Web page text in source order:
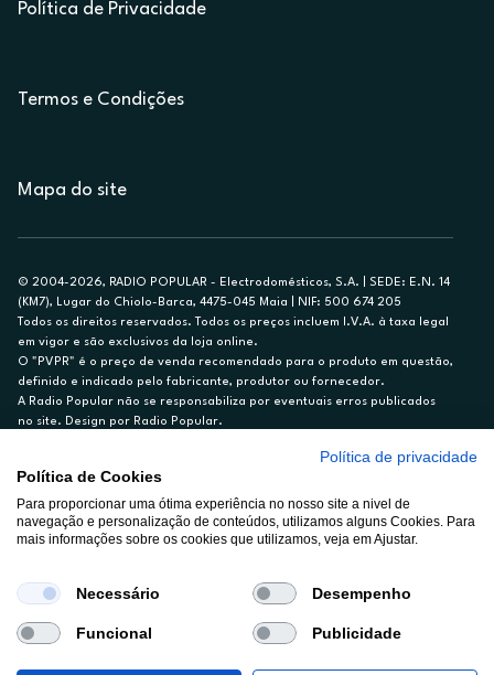
Política de Privacidade
Termos e Condições
Mapa do site
© 2004-2026, RADIO POPULAR - Electrodomésticos, S.A. | SEDE: E.N. 14
(KM7), Lugar do Chiolo-Barca, 4475-045 Maia | NIF: 500 674 205
Todos os direitos reservados. Todos os preços incluem I.V.A. à taxa legal
em vigor e são exclusivos da loja online.
O "PVPR" é o preço de venda recomendado para o produto em questão,
definido e indicado pelo fabricante, produtor ou fornecedor.
A Radio Popular não se responsabiliza por eventuais erros publicados
no site. Design por Radio Popular.
Ex. para limite de crédito de €1.500, reembolsado em 12 meses, TAN
14,79%.
Crédito sujeito a aprovação pelo Cetelem, marca BNP Paribas Personal
Finance, S.A., Sucursal em Portugal. Informe-se no 21 721 90 00 (dias
A Rádio Popular – Eletrodomésticos S.A. (Registo BdP848) atua como
intermediário de crédito a título acessório e com exclusividade (registo
BdP 2314.)
Política de privacidade
Política de Cookies
Para proporcionar uma ótima experiência no nosso site a nivel de
navegação e personalização de conteúdos, utilizamos alguns Cookies. Para
mais informações sobre os cookies que utilizamos, veja em Ajustar.
Necessário Desempenho
Funcional Publicidade